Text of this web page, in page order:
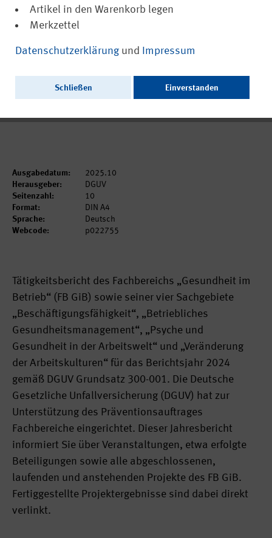
„Gesundheit im Betrieb“
Ausgabedatum:
2025.10
Herausgeber:
DGUV
Seitenzahl:
10
Format:
DIN A4
Sprache:
Deutsch
Webcode:
p022755
Tätigkeitsbericht des Fachbereichs „Gesundheit im
Betrieb“ (FB GiB) sowie seiner vier Sachgebiete
„Beschäftigungsfähigkeit“, „Betriebliches
Gesundheitsmanagement“, „Psyche und
Gesundheit in der Arbeitswelt“ und „Veränderung
der Arbeitskulturen“ für das Berichtsjahr 2024
gemäß DGUV Grundsatz 300-001. Die Deutsche
Gesetzliche Unfallversicherung (DGUV) hat zur
Unterstützung des Präventionsauftrages
Fachbereiche eingerichtet. Dieser Jahresbericht
informiert Sie über Veranstaltungen, etwa erfolgte
Beteiligungen sowie alle abgeschlossenen,
laufenden und anstehenden Projekte des FB GiB.
Fertiggestellte Projektergebnisse sind dabei direkt
verlinkt.
Artikel in den Warenkorb legen
Merkzettel
Datenschutzerklärung und Impressum
Schließen Einverstanden